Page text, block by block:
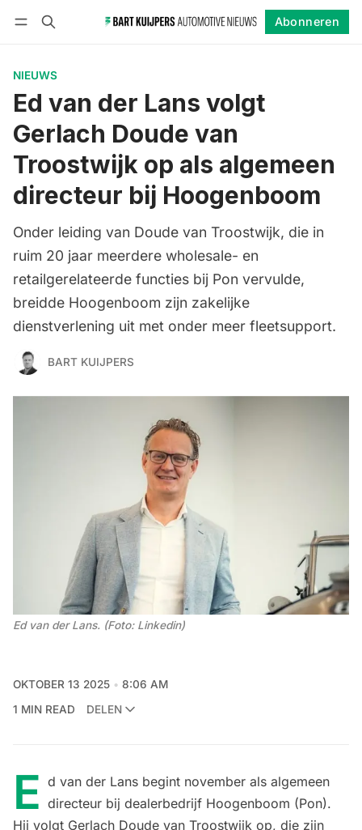
Abonneren
NIEUWS
Ed van der Lans volgt
Gerlach Doude van
Troostwijk op als algemeen
directeur bij Hoogenboom
Onder leiding van Doude van Troostwijk, die in
ruim 20 jaar meerdere wholesale- en
retailgerelateerde functies bij Pon vervulde,
breidde Hoogenboom zijn zakelijke
dienstverlening uit met onder meer fleetsupport.
BART KUIJPERS
Ed van der Lans. (Foto: Linkedin)
OKTOBER 13 2025
8:06 AM
1 MIN READ
DELEN
E d van der Lans begint november als algemeen
directeur bij dealerbedrijf Hoogenboom (Pon).
Hij volgt Gerlach Doude van Troostwijk op, die zijn